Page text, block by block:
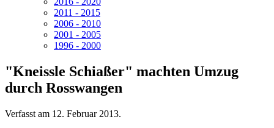
2011 - 2015
2006 - 2010
2001 - 2005
1996 - 2000
"Kneissle Schiaßer" machten Umzug
durch Rosswangen
Verfasst am 12. Februar 2013.